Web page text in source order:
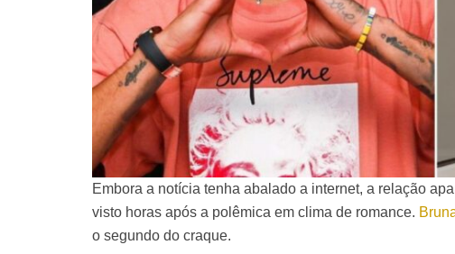
Embora a notícia tenha abalado a internet, a relação
visto horas após a polêmica em clima de romance.
o segundo do craque.